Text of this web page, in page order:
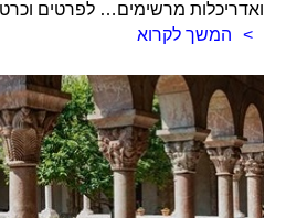
ואדריכלות מרשימים… לפרטים
המשך לקרוא